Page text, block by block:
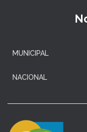
MUNICIPAL
NACIONAL